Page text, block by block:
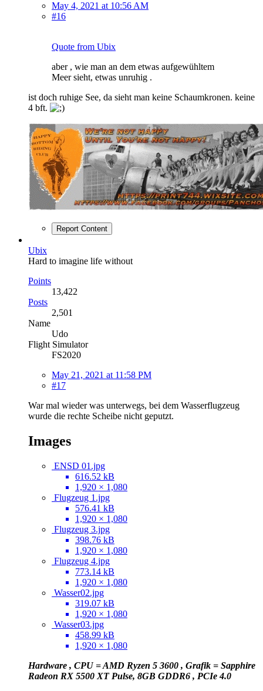
May 4, 2021 at 10:56 AM
#16
Quote from Ubix
aber , wie man an dem etwas aufgewühltem
Meer sieht, etwas unruhig .
ist doch ruhige See, da sieht man keine Schaumkronen. keine
4 bft.
Report Content
Ubix
Hard to imagine life without
Points
13,422
Posts
2,501
Name
Udo
Flight Simulator
FS2020
May 21, 2021 at 11:58 PM
#17
War mal wieder was unterwegs, bei dem Wasserflugzeug
wurde die rechte Scheibe nicht geputzt.
Images
ENSD 01.jpg
616.52 kB
1,920 × 1,080
Flugzeug 1.jpg
576.41 kB
1,920 × 1,080
Flugzeug 3.jpg
398.76 kB
1,920 × 1,080
Flugzeug 4.jpg
773.14 kB
1,920 × 1,080
Wasser02.jpg
319.07 kB
1,920 × 1,080
Wasser03.jpg
458.99 kB
1,920 × 1,080
Hardware , CPU = AMD Ryzen 5 3600 , Grafik = Sapphire
Radeon RX 5500 XT Pulse, 8GB GDDR6 , PCIe 4.0